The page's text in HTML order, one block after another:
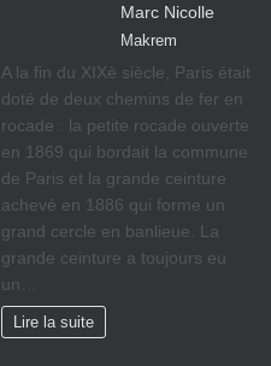
Marc Nicolle
Makrem
A la fin du XIXè siècle, Paris était
doté de deux chemins de fer en
rocade : la petite rocade ouverte
en 1869 qui bordait la commune
de Paris et la grande ceinture
achevé en 1886 qui forme un
grand cercle en banlieue. La
grande ceinture a toujours eu
un…
Lire la suite